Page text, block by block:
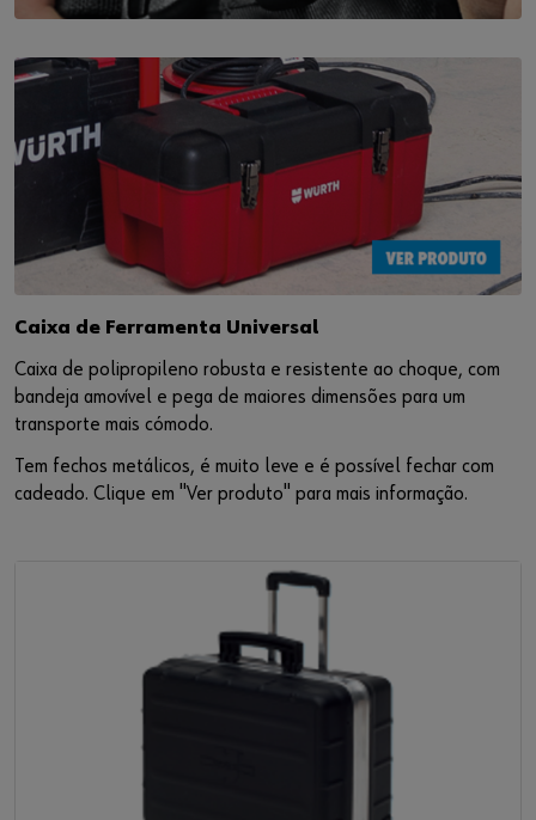
Caixa de Ferramenta Universal
Caixa de polipropileno robusta e resistente ao choque, com
bandeja amovível e pega de maiores dimensões para um
transporte mais cómodo.
Tem fechos metálicos, é muito leve e é possível fechar com
cadeado. Clique em "Ver produto" para mais informação.